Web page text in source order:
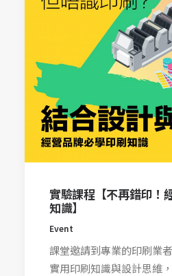
實驗課程【不再錯印！
知識】
Event
課堂邀請到專業的印刷業
實用印刷知識與設計思維